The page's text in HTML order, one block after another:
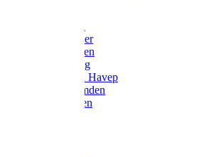
Bodywarmer
Werkbroeken
Zaagkleding
Werkjassen Havep
Thermohemden
Overhemden